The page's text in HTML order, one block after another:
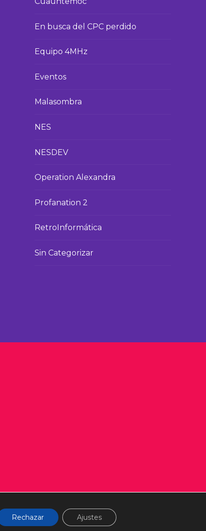
En busca del CPC perdido
Equipo 4MHz
Eventos
Malasombra
NES
NESDEV
Operation Alexandra
Profanation 2
RetroInformática
Sin Categorizar
Derecho de Desistimiento
Rechazar Ajustes